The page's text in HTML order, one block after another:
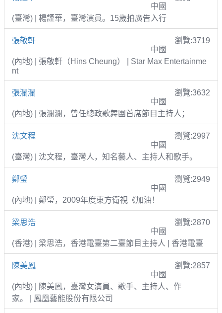
中國
(臺灣) | 楊謹華，臺灣演員。15歲拍廣告入行
張敬軒
瀏覽:3719
中國
(內地) | 張敬軒（Hins Cheung） | Star Max Entertainme
nt
張瀾瀾
瀏覽:3632
中國
(內地) | 張瀾瀾，曾任總政歌舞團首席節目主持人；
沈文程
瀏覽:2997
中國
(臺灣) | 沈文程，臺灣人，知名藝人、主持人和歌手。
鄭瑩
瀏覽:2949
中國
(內地) | 鄭瑩，2009年度東方衛視《加油！
梁思浩
瀏覽:2870
中國
(香港) | 梁思浩，香港電臺第二臺節目主持人 | 香港電臺
陳美鳳
瀏覽:2857
中國
(內地) | 陳美鳳，臺灣女演員、歌手、主持人、作
家。 | 鳳凰藝能股份有限公司